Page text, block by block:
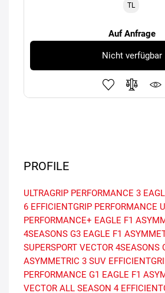
TL
Auf Anfrage
Nicht verfügbar
PROFILE
ULTRAGRIP PERFORMANCE 3
6 EFFICIENTGRIP PERFORMANCE
PERFORMANCE+ EAGLE F1
4SEASONS G3 EAGLE F1
SUPERSPORT VECTOR 4SEASONS
ASYMMETRIC 3 SUV
PERFORMANCE G1 EAGLE F1
VECTOR ALL SEASON 4